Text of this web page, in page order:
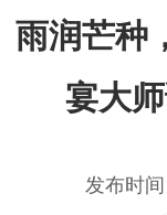
雨润芒种
宴大
发布时